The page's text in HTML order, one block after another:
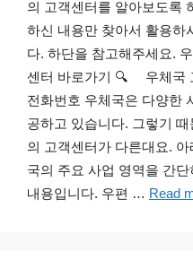
의 고객센터를 알아보도록
하신 내용만 찾아서 활용하
다. 하단을 참고해주세요.
센터 바로가기 🔍 우체국
전화번호 우체국은 다양한
공하고 있습니다. 그렇기
의 고객센터가 다른대요. 아
국의 주요 사업 영역을 간
내용입니다. 우편 … Read